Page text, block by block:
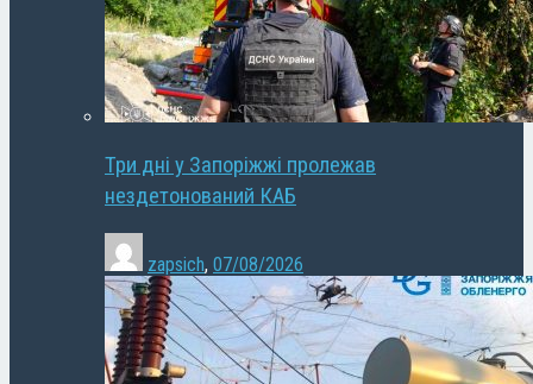
Три дні у Запоріжжі пролежав
нездетонований КАБ
zapsich, 07/08/2026